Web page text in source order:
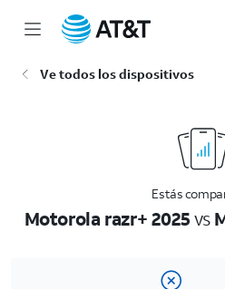
Ve todos los dispositivos
Estás
Motorola razr+ 2025vs